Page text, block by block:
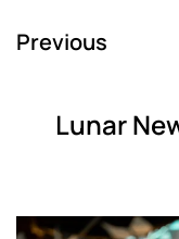
Previous
Lunar